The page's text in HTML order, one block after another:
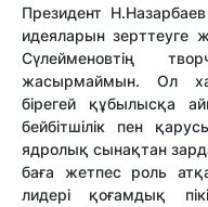
Президент
идеяларын зерттеуге
Сүлейменовтің
жасырмаймын. Ол
бірегей құбылысқа
бейбітшілік пен
ядролық сынақтан
баға жетпес роль
лидері қоғамдық